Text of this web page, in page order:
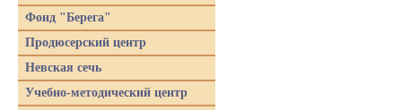
Фонд "Берега"
Продюсерский центр
Невская сечь
Учебно-методический центр